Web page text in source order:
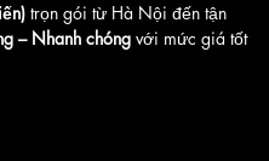
trọn gói từ Hà Nội đến tận
– Nhanh chóng với mức giá tốt